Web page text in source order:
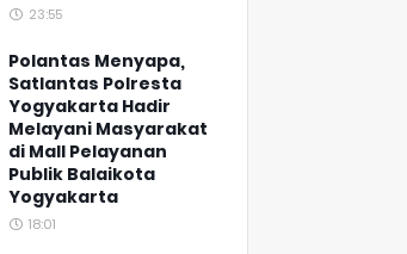
23:55
Polantas Menyapa,
Satlantas Polresta
Yogyakarta Hadir
Melayani Masyarakat
di Mall Pelayanan
Publik Balaikota
Yogyakarta
18:01